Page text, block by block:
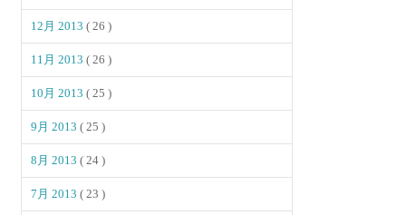
12月 2013( 26 )
11月 2013( 26 )
10月 2013( 25 )
9月 2013( 25 )
8月 2013( 24 )
7月 2013( 23 )